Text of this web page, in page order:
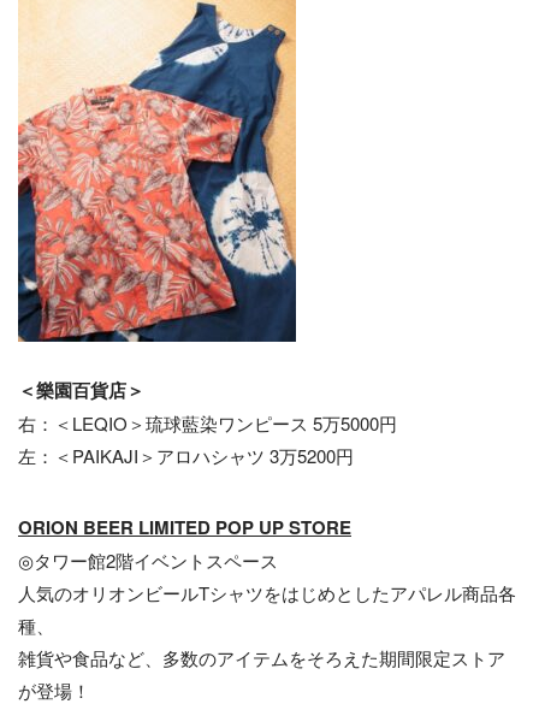
＜樂園百貨店＞
右：＜LEQIO＞琉球藍染ワンピース 5万5000円
左：＜PAIKAJI＞アロハシャツ 3万5200円
ORION BEER LIMITED POP UP STORE
◎タワー館2階イベントスペース
人気のオリオンビールTシャツをはじめとしたアパレル商品各
種、
雑貨や食品など、多数のアイテムをそろえた期間限定ストア
が登場！